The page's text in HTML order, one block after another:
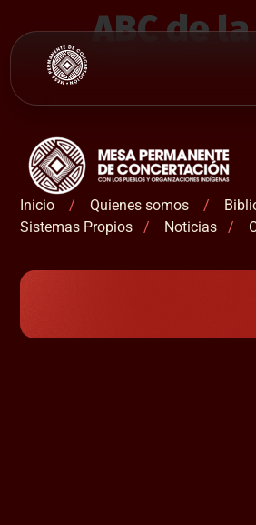
ABC de la
Inicio / Quienes somos /
Sistemas Propios / Noticias /